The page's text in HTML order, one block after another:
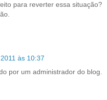
para reverter essa situação?
às 10:37
por um administrador do blog.